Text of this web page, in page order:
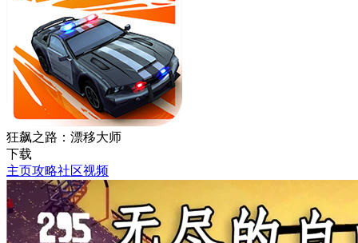
狂飙之路：漂移大师
下载
主页攻略社区视频